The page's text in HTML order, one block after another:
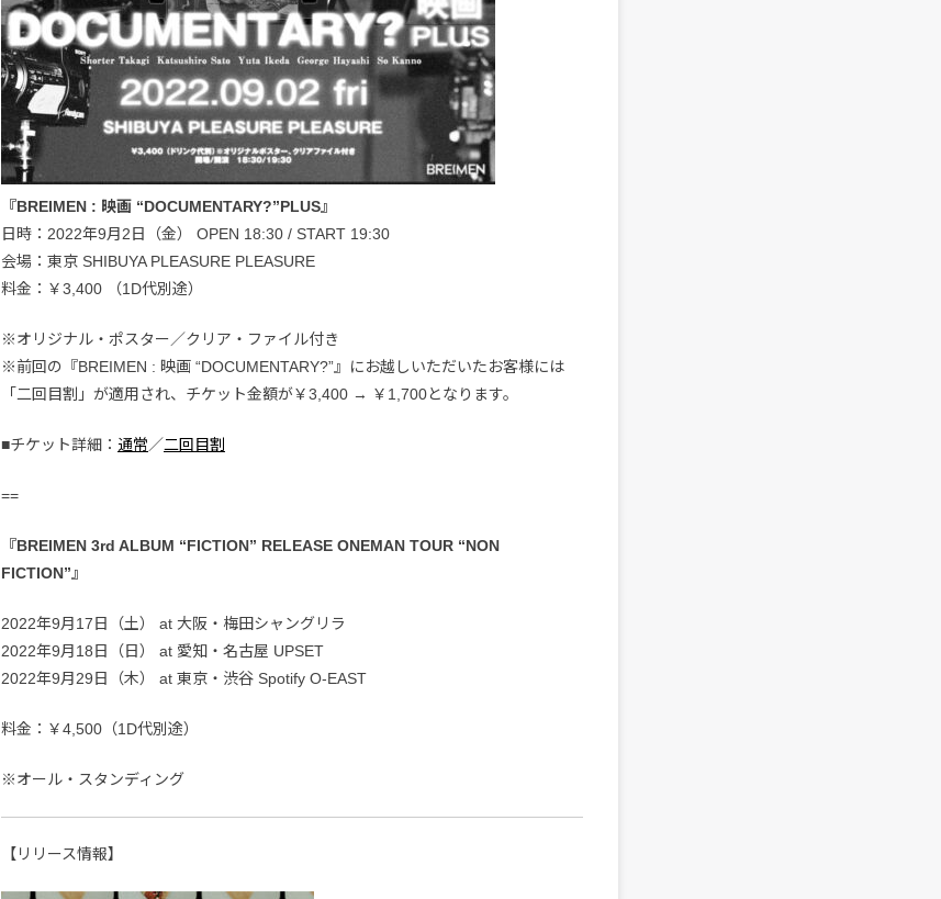
『BREIMEN : 映画 “DOCUMENTARY?”PLUS』
日時：2022年9月2日（金） OPEN 18:30 / START 19:30
会場：東京 SHIBUYA PLEASURE PLEASURE
料金：￥3,400 （1D代別途）
※オリジナル・ポスター／クリア・ファイル付き
※前回の『BREIMEN : 映画 “DOCUMENTARY?”』にお越しいただいたお客様には
「二回目割」が適用され、チケット金額が￥3,400 → ￥1,700となります。
■チケット詳細： 通常／二回目割
==
『BREIMEN 3rd ALBUM “FICTION” RELEASE ONEMAN TOUR “NON
FICTION”』
2022年9月17日（土） at 大阪・梅田シャングリラ
2022年9月18日（日） at 愛知・名古屋 UPSET
2022年9月29日（木） at 東京・渋谷 Spotify O-EAST
料金：￥4,500（1D代別途）
※オール・スタンディング
【リリース情報】